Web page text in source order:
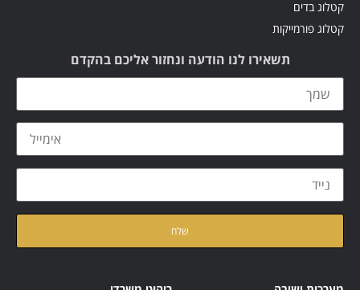
קטלוג בדים
קטלוג פורמייקות
תשאירו לנו הודעה ונחזור אליכם בהקדם